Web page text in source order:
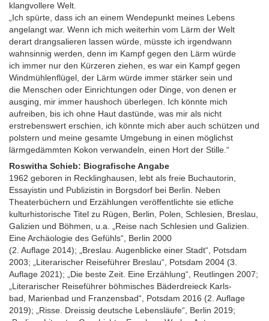
klangvollere Welt.
„Ich spürte, dass ich an einem Wendepunkt meines Lebens
angelangt war. Wenn ich mich weiterhin vom Lärm der Welt
derart drangsalieren lassen würde, müsste ich irgendwann
wahnsinnig werden, denn im Kampf gegen den Lärm würde
ich immer nur den Kürzeren ziehen, es war ein Kampf gegen
Windmühlenflügel, der Lärm würde immer stärker sein und
die Menschen oder Einrichtungen oder Dinge, von denen er
ausging, mir immer haushoch überlegen. Ich könnte mich
aufreiben, bis ich ohne Haut dastünde, was mir als nicht
erstrebenswert erschien, ich könnte mich aber auch schützen und
polstern und meine gesamte Umgebung in einen möglichst
lärmgedämmten Kokon verwandeln, einen Hort der Stille.“
Roswitha Schieb: Biografische Angabe
1962 geboren in Recklinghausen, lebt als freie Buchautorin,
Essayistin und Publizistin in Borgsdorf bei Berlin. Neben
Theaterbüchern und Erzählungen veröffentlichte sie etliche
kulturhistorische Titel zu Rügen, Berlin, Polen, Schlesien, Breslau,
Galizien und Böhmen, u.a. „Reise nach Schlesien und Galizien.
Eine Archäologie des Gefühls“, Berlin 2000
(2. Auflage 2014); „Breslau. Augenblicke einer Stadt“, Potsdam
2003; „Literarischer Reiseführer Breslau“, Potsdam 2004 (3.
Auflage 2021); „Die beste Zeit. Eine Erzählung“, Reutlingen 2007;
„Literarischer Reiseführer böhmisches Bäderdreieck Karls-
bad, Marienbad und Franzensbad“, Potsdam 2016 (2. Auflage
2019); „Risse. Dreissig deutsche Lebensläufe“, Berlin 2019;